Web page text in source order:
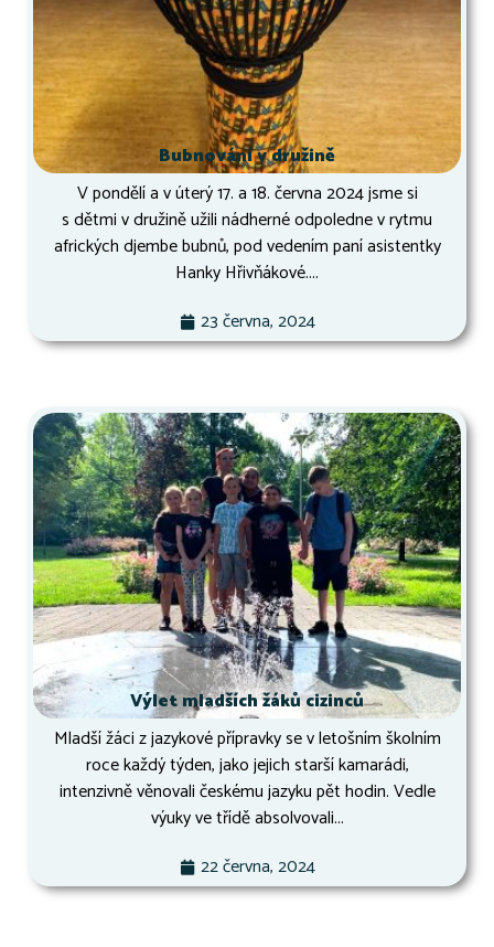
Bubnování v družině
V pondělí a v úterý 17. a 18. června 2024 jsme si
s dětmi v družině užili nádherné odpoledne v rytmu
afrických djembe bubnů, pod vedením paní asistentky
Hanky Hřivňákové....
23 června, 2024
Výlet mladších žáků cizinců
Mladší žáci z jazykové přípravky se v letošním školním
roce každý týden, jako jejich starší kamarádi,
intenzivně věnovali českému jazyku pět hodin. Vedle
výuky ve třídě absolvovali...
22 června, 2024